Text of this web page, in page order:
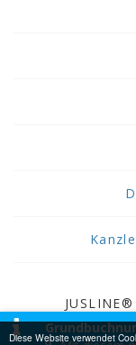
Diese Website verwendet